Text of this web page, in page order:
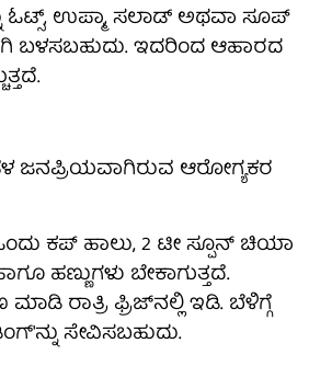
ಓಟ್ಸ್, ಉಪ್ಮಾ, ಸಲಾಡ್ ಅಥವಾ ಸೂಪ್
ಬಳಸಬಹುದು. ಇದರಿಂದ ಆಹಾರದ
ಜನಪ್ರಿಯವಾಗಿರುವ ಆರೋಗ್ಯಕರ
ಕಪ್ ಹಾಲು, 2 ಟೀ ಸ್ಪೂನ್ ಚಿಯಾ
ಹಣ್ಣುಗಳು ಬೇಕಾಗುತ್ತದೆ.
ಮಾಡಿ ರಾತ್ರಿ ಫ್ರಿಜ್‌ನಲ್ಲಿ ಇಡಿ. ಬೆಳಿಗ್ಗೆ
ಸೇವಿಸಬಹುದು.